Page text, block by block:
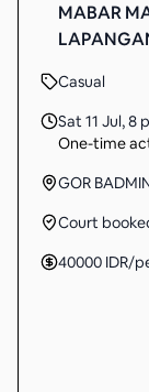
MABAR
Casual
Sat 11 Jul,8
One-time
GOR
Court
40000 IDR/